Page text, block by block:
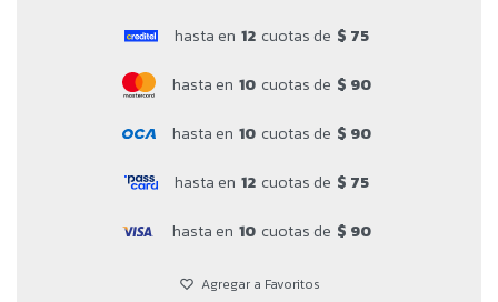
hasta en 12 cuotas de $ 75
hasta en 10 cuotas de $ 90
hasta en 10 cuotas de $ 90
hasta en 12 cuotas de $ 75
hasta en 10 cuotas de $ 90